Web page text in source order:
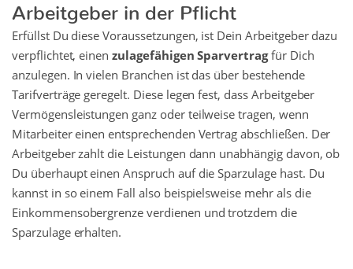
Arbeitgeber in der Pflicht
Erfüllst Du diese Voraussetzungen, ist Dein Arbeitgeber dazu
verpflichtet, einenzulagefähigen Sparvertragfür Dich
anzulegen. In vielen Branchen ist das über bestehende
Tarifverträge geregelt. Diese legen fest, dass Arbeitgeber
Vermögensleistungen ganz oder teilweise tragen, wenn
Mitarbeiter einen entsprechenden Vertrag abschließen. Der
Arbeitgeber zahlt die Leistungen dann unabhängig davon, ob
Du überhaupt einen Anspruch auf die Sparzulage hast. Du
kannst in so einem Fall also beispielsweise mehr als die
Einkommensobergrenze verdienen und trotzdem die
Sparzulage erhalten.